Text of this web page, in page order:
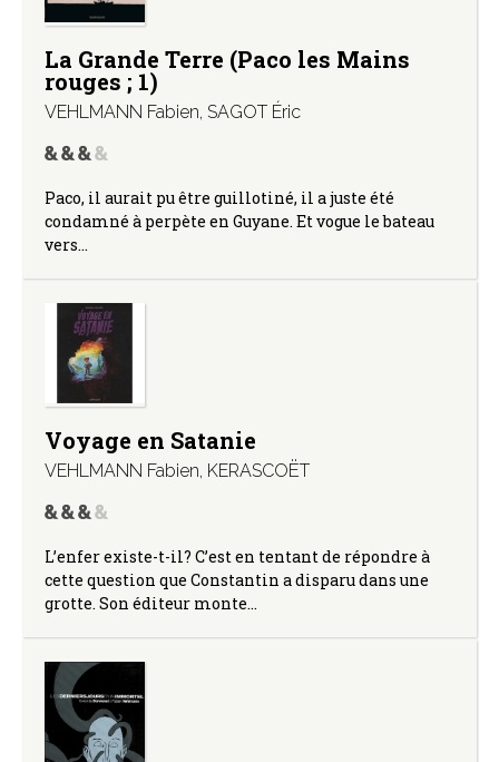
La Grande Terre (Paco les Mains
rouges ; 1)
VEHLMANN Fabien, SAGOT Éric
Paco, il aurait pu être guillotiné, il a juste été
condamné à perpète en Guyane. Et vogue le bateau
vers…
Voyage en Satanie
VEHLMANN Fabien, KERASCOËT
L’enfer existe-t-il? C’est en tentant de répondre à
cette question que Constantin a disparu dans une
grotte. Son éditeur monte…